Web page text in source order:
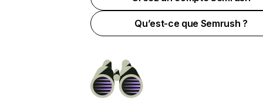
Qu’est-ce que Semrush ?